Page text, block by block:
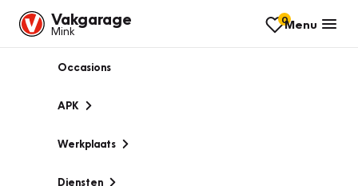
Vakgarage
Mink
0Menu
Occasions
APK
Werkplaats
Diensten